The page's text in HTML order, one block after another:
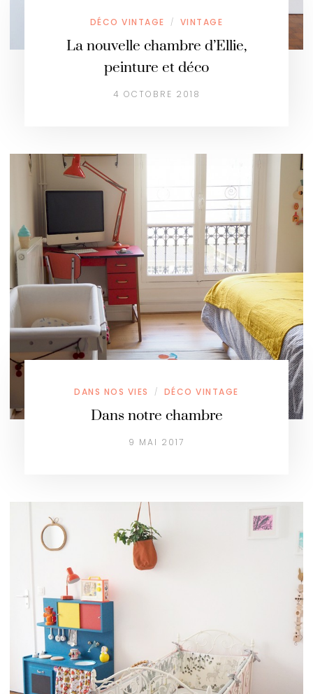
DÉCO VINTAGE / VINTAGE
La nouvelle chambre d’Ellie,
peinture et déco
4 OCTOBRE 2018
DANS NOS VIES / DÉCO VINTAGE
Dans notre chambre
9 MAI 2017